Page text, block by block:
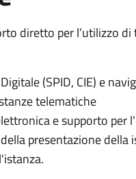
diretto per l’utilizzo
(SPID, CIE) e
telematiche
e supporto
presentazione della